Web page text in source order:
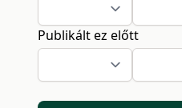
Publikált ez előtt